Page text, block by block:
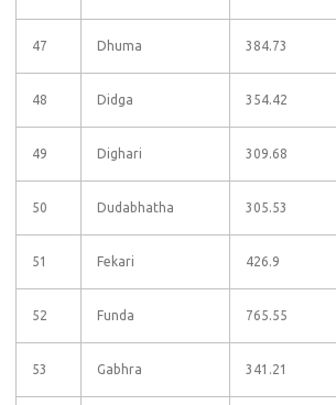
47 Dhuma 384.73
48 Didga 354.42
49 Dighari 309.68
50 Dudabhatha 305.53
51 Fekari 426.9
52 Funda 765.55
53 Gabhra 341.21